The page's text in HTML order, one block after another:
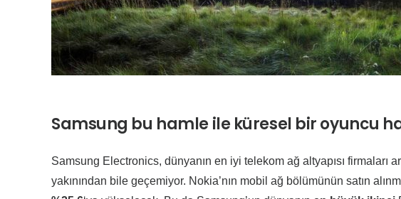
Samsung bu hamle ile küresel bir oyuncu
Samsung Electronics, dünyanın en iyi telekom ağ altyapısı firmaları
yakınından bile geçemiyor. Nokia’nın mobil ağ bölümünün satın